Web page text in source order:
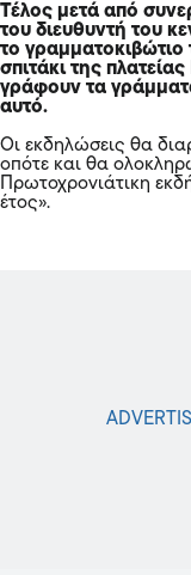
Τέλος μετά από
του διευθυντή του
το
σπιτάκι της
γράφουν τα
αυτό.
Οι εκδηλώσεις θα
οπότε και θα
Πρωτοχρονιάτικη
έτος».